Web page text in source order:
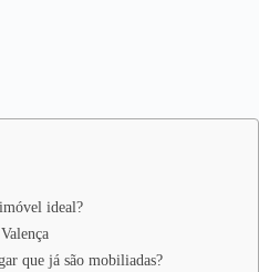
ideal?
que já são mobiliadas?